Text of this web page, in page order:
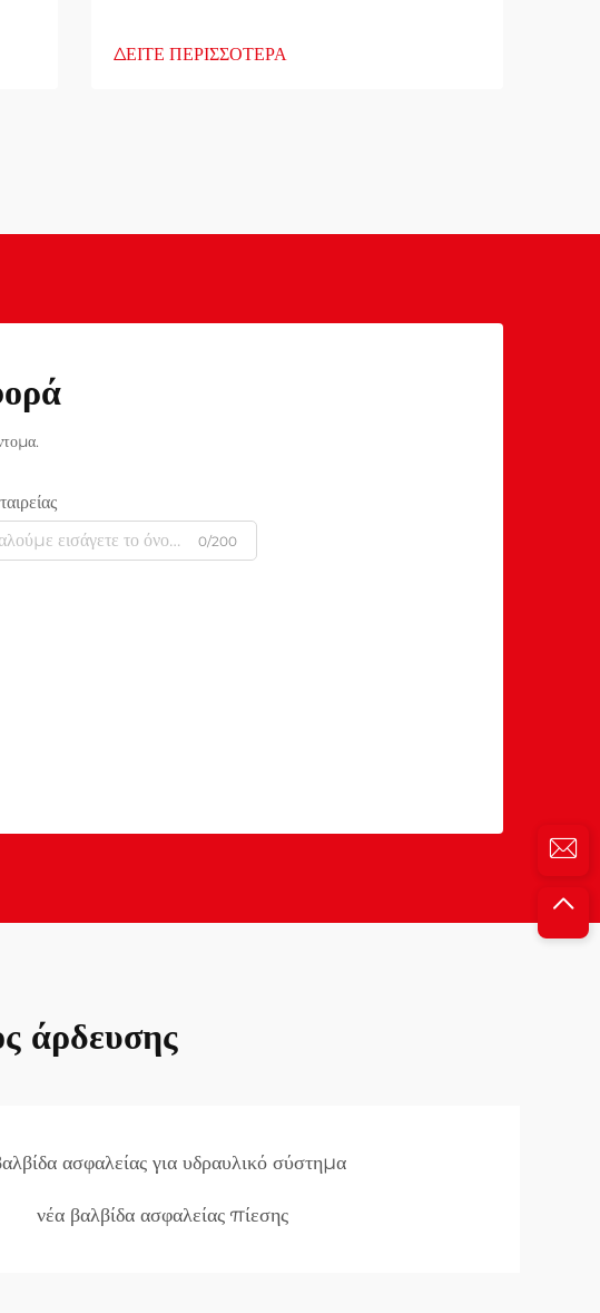
ΔΕΙΤΕ ΠΕΡΙΣΣΟΤΕΡΑ
0/200
άρδευσης
ασφαλείας για υδραυλικό σύστημα
νέα βαλβίδα ασφαλείας πίεσης